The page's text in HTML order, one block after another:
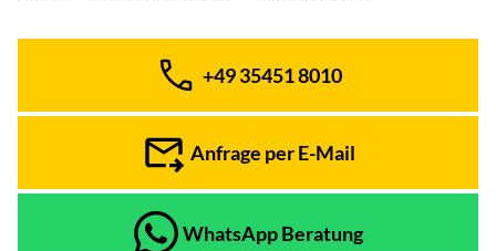
Telefon:
+49 35451 8010
Anfrage per E-Mail
WhatsApp Beratung